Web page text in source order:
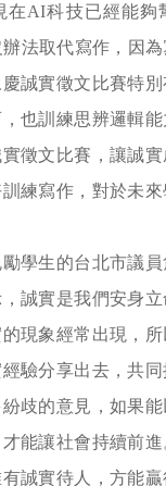
在AI科技已經能夠
法取代寫作，因
誠實徵文比賽特別
也訓練思辨邏輯能
徵文比賽，讓誠
練寫作，對於未來
學生的台北市議
誠實是我們安身
現象經常出現，
驗分享出去，共
歧的意見，如果能
能讓社會持續前
誠實待人，方能贏